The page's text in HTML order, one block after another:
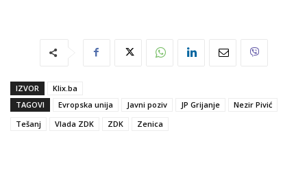
IZVOR
Klix.ba
TAGOVI
Evropska unija Javni poziv JP Grijanje
Nezir Pivić
Tešanj
Vlada ZDK ZDK Zenica